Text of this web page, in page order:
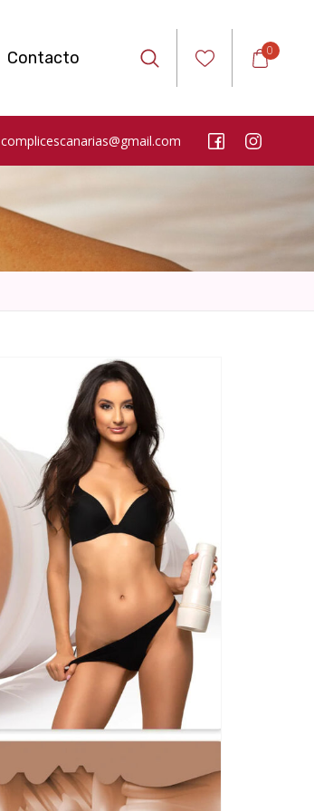
Contacto 0
complicescanarias@gmail.com